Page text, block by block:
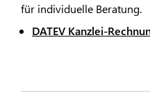
für individuelle Beratung.
DATEV Kanzlei-